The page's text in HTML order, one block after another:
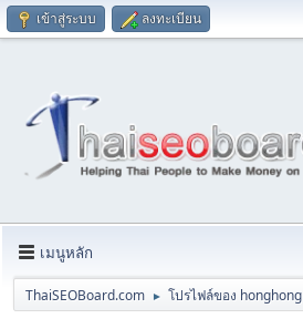
เข้าสู่ระบบ ลงทะเบียน
เมนูหลัก
ThaiSEOBoard.com ► โปรไฟล์ของ honghong